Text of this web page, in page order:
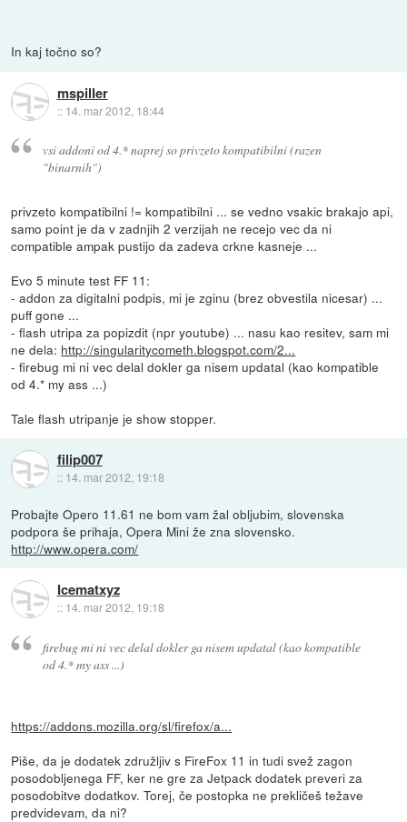
In kaj točno so?
mspiller
:: 14. mar 2012, 18:44
vsi addoni od 4.* naprej so privzeto kompatibilni (razen
"binarnih")
privzeto kompatibilni != kompatibilni ... se vedno vsakic brakajo api,
samo point je da v zadnjih 2 verzijah ne recejo vec da ni
compatible ampak pustijo da zadeva crkne kasneje ...
Evo 5 minute test FF 11:
- addon za digitalni podpis, mi je zginu (brez obvestila nicesar) ...
puff gone ...
- flash utripa za popizdit (npr youtube) ... nasu kao resitev, sam mi
ne dela: http://singularitycometh.blogspot.com/2...
- firebug mi ni vec delal dokler ga nisem updatal (kao kompatible
od 4.* my ass ...)
Tale flash utripanje je show stopper.
filip007
:: 14. mar 2012, 19:18
Probajte Opero 11.61 ne bom vam žal obljubim, slovenska
podpora še prihaja, Opera Mini že zna slovensko.
http://www.opera.com/
Icematxyz
:: 14. mar 2012, 19:18
firebug mi ni vec delal dokler ga nisem updatal (kao kompatible
od 4.* my ass ...)
https://addons.mozilla.org/sl/firefox/a...
Piše, da je dodatek združljiv s FireFox 11 in tudi svež zagon
posodobljenega FF, ker ne gre za Jetpack dodatek preveri za
posodobitve dodatkov. Torej, če postopka ne prekličeš težave
predvidevam, da ni?